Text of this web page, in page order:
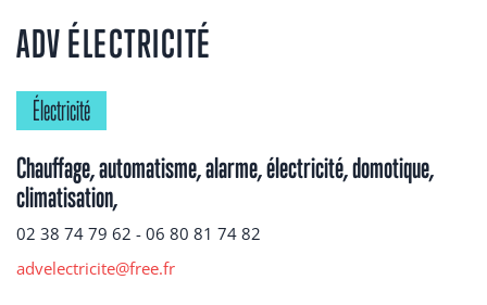
ADV ÉLECTRICITÉ
Électricité
Chauffage, automatisme, alarme, électricité, domotique,
climatisation,
02 38 74 79 62 - 06 80 81 74 82
advelectricite@free.fr